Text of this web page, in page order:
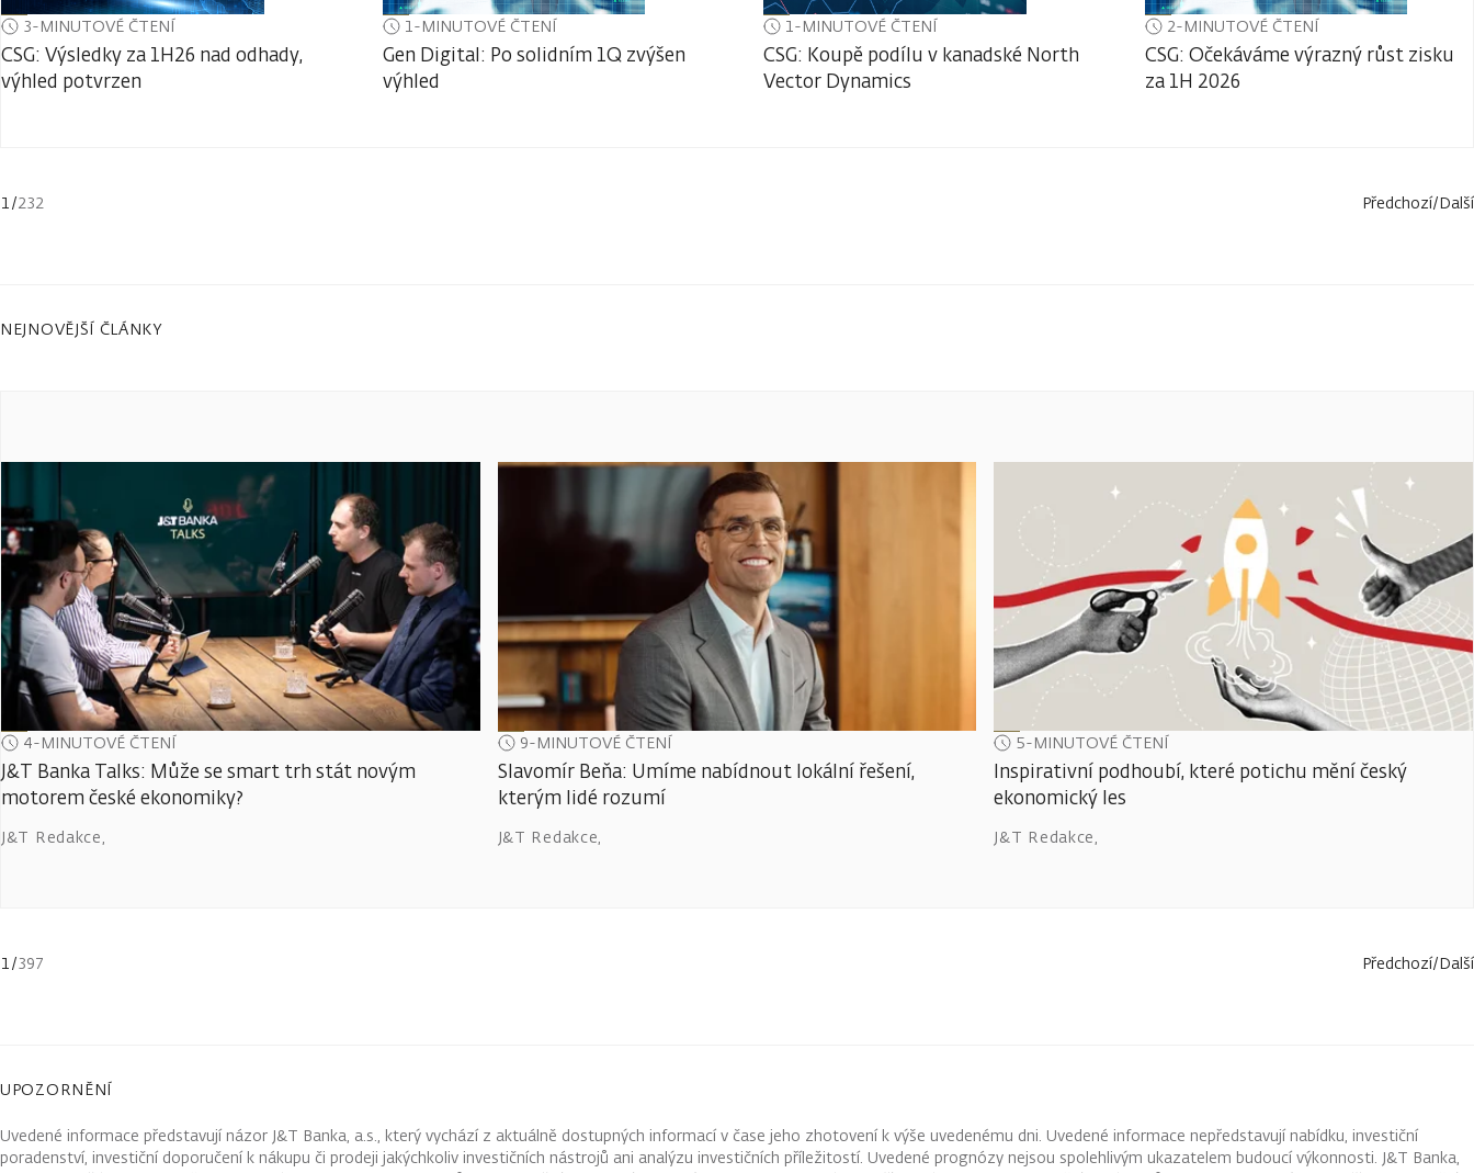
3-MINUTOVÉ ČTENÍ
CSG: Výsledky za 1H26 nad odhady,
výhled potvrzen
1-MINUTOVÉ ČTENÍ
Gen Digital: Po solidním 1Q zvýšen
výhled
1-MINUTOVÉ ČTENÍ
CSG: Koupě podílu v kanadské North
Vector Dynamics
2-MINUTOVÉ ČTENÍ
CSG: Očekáváme výrazný růst zisku
za 1H 2026
1 /232 Předchozí/Další
NEJNOVĚJŠÍ ČLÁNKY
4-MINUTOVÉ ČTENÍ
J&T Banka Talks: Může se smart trh stát novým
motorem české ekonomiky?
J&T Redakce,
9-MINUTOVÉ ČTENÍ
Slavomír Beňa: Umíme nabídnout lokální řešení,
kterým lidé rozumí
J&T Redakce,
5-MINUTOVÉ ČTENÍ
Inspirativní podhoubí, které potichu mění český
ekonomický les
J&T Redakce,
1/397 Předchozí/Další
UPOZORNĚNÍ
Uvedené informace představují názor J&T Banka, a.s., který vychází z aktuálně dostupných informací v čase jeho zhotovení k výše uvedenému dni. Uvedené informace nepředstavují nabídku, investiční
poradenství, investiční doporučení k nákupu či prodeji jakýchkoliv investičních nástrojů ani analýzu investičních příležitostí. Uvedené prognózy nejsou spolehlivým ukazatelem budoucí výkonnosti. J&T Banka,